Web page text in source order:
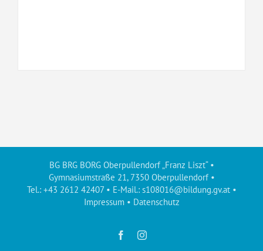
BG BRG BORG Oberpullendorf „Franz Liszt“ •
Gymnasiumstraße 21, 7350 Oberpullendorf •
Tel.: +43 2612 42407 • E-Mail.: s108016@bildung.gv.at•
Impressum• Datenschutz
FacebookInstagram